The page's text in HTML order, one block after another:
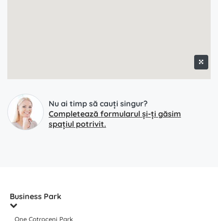
Nu ai timp să cauți singur?
Completează formularul și-ți găsim
spațiul potrivit.
Business Park
One Cotroceni Park